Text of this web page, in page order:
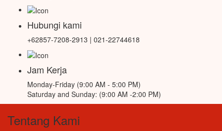
Hubungi kami
+62857-7208-2913 | 021-22744618
Jam Kerja
Monday-Friday (9:00 AM - 5:00 PM)
Saturday and Sunday: (9:00 AM -2:00 PM)
Tentang Kami